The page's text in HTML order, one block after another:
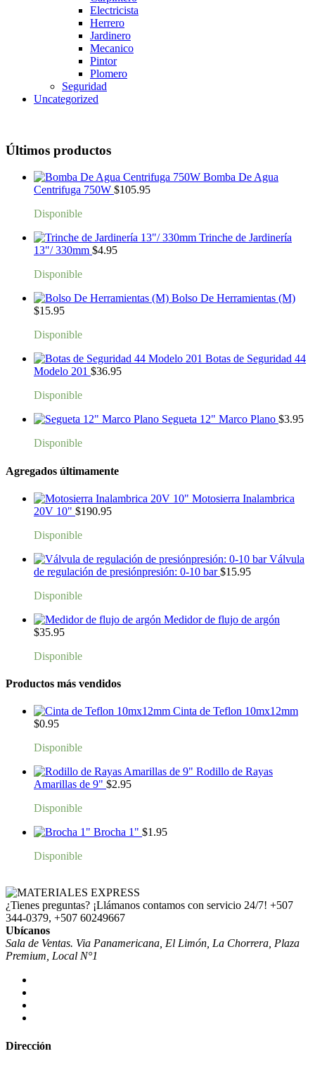
Electricista
Herrero
Jardinero
Mecanico
Pintor
Plomero
Seguridad
Uncategorized
Últimos productos
Bomba De Agua
Centrifuga 750W $105.95
Disponible
Trinche de Jardinería
13"/ 330mm $4.95
Disponible
Bolso De Herramientas (M)
$15.95
Disponible
Botas de Seguridad 44
Modelo 201 $36.95
Disponible
Segueta 12" Marco Plano $3.95
Disponible
Agregados últimamente
Motosierra Inalambrica
20V 10" $190.95
Disponible
Válvula
de regulación de presiónpresión: 0-10 bar $15.95
Disponible
Medidor de flujo de argón
$35.95
Disponible
Productos más vendidos
Cinta de Teflon 10mx12mm
$0.95
Disponible
Rodillo de Rayas
Amarillas de 9" $2.95
Disponible
Brocha 1" $1.95
Disponible
¿Tienes preguntas? ¡Llámanos contamos con servicio 24/7! +507
344-0379, +507 60249667
Ubícanos
Sala de Ventas. Via Panamericana, El Limón, La Chorrera, Plaza
Premium, Local N°1
Dirección